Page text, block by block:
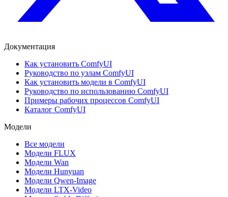
Документация
Как установить ComfyUI
Руководство по узлам ComfyUI
Как установить модели в ComfyUI
Руководство по использованию ComfyUI
Примеры рабочих процессов ComfyUI
Каталог ComfyUI
Модели
Все модели
Модели FLUX
Модели Wan
Модели Hunyuan
Модели Qwen-Image
Модели LTX-Video